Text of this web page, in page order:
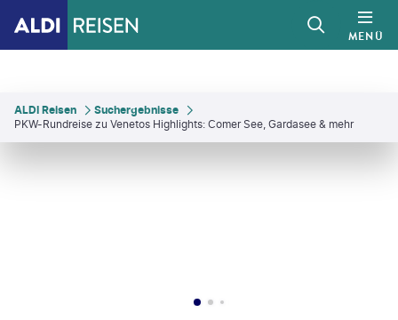
MENÜ
ALDI Reisen
Suchergebnisse
PKW-Rundreise zu Venetos Highlights: Comer See, Gardasee & mehr